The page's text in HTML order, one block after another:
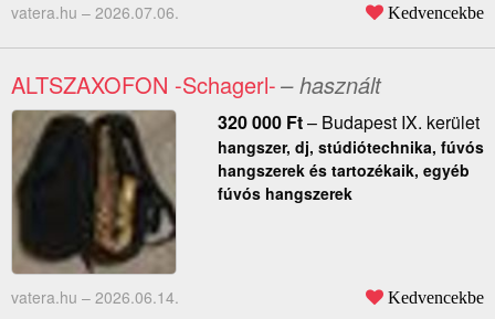
vatera.hu – 2026.07.06. Kedvencekbe
ALTSZAXOFON -Schagerl-– használt
320 000 Ft– Budapest IX. kerület
hangszer, dj, stúdiótechnika, fúvós
hangszerek és tartozékaik, egyéb
fúvós hangszerek
vatera.hu – 2026.06.14. Kedvencekbe